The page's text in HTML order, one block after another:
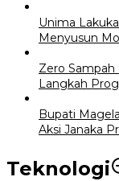
Unima
Menyusun
Zero
Langkah
Bupati
Aksi Janaka
Teknologi